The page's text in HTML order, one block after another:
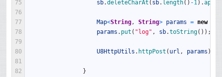
75
76
77
78
79
80
81
82
sb.deleteCharAt ( sb. length( ) -1) .
Map<String, String> params = new
params . put ( "log" , sb.toString( ) ) ;
U8HttpUtils . httpPost ( url , params )
}